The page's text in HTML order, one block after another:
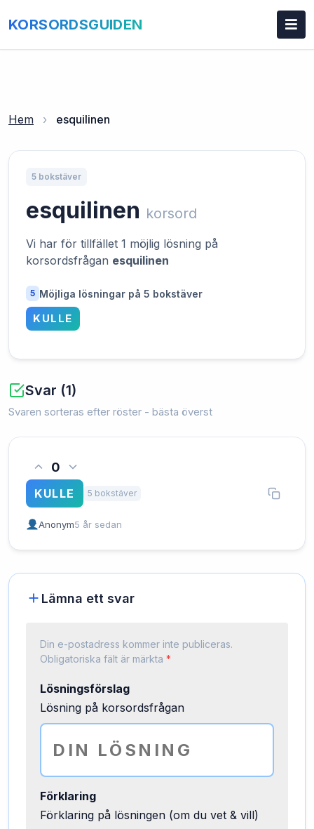
KORSORDSGUIDEN
Hem › esquilinen
5 bokstäver
esquilinen korsord
Vi har för tillfället 1 möjlig lösning på
korsordsfrågan esquilinen
5 Möjliga lösningar på 5 bokstäver
KULLE
Svar (1)
Svaren sorteras efter röster - bästa överst
0
KULLE 5 bokstäver
Anonym5 år sedan
Lämna ett svar
Din e-postadress kommer inte publiceras.
Obligatoriska fält är märkta *
Lösningsförslag
Lösning på korsordsfrågan
Förklaring
Förklaring på lösningen (om du vet & vill)